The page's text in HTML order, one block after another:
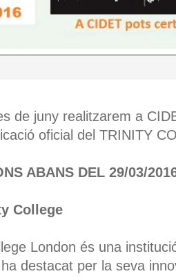
de juny realitzarem a
oficial del TRINITY
ABANS DEL 29/03/
College
London és una
destacat per la seva